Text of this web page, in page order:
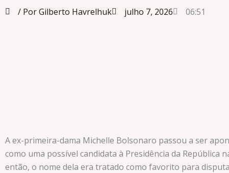
/ Por Gilberto Havrelhuk julho 7, 2026 06:51
A ex-primeira-dama Michelle Bolsonaro passou a ser
como uma possível candidata à Presidência da República
então, o nome dela era tratado como favorito para